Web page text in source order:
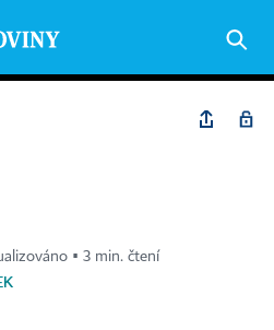
▪ 3 min. čtení